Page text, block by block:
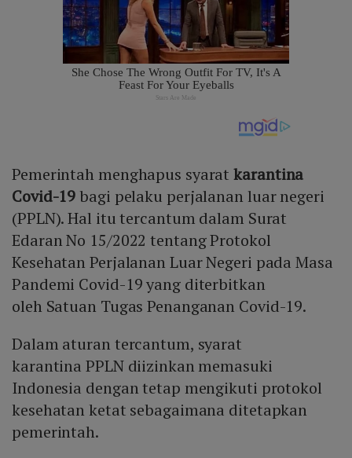
Pemerintah menghapus syaratkarantina
Covid-19bagi pelaku perjalanan luar negeri
(PPLN). Hal itu tercantum dalam Surat
Edaran No 15/2022 tentang Protokol
Kesehatan Perjalanan Luar Negeri pada Masa
Pandemi Covid-19 yang diterbitkan
oleh Satuan Tugas Penanganan Covid-19.
Dalam aturan tercantum, syarat
karantina PPLN diizinkan memasuki
Indonesia dengan tetap mengikuti protokol
kesehatan ketat sebagaimana ditetapkan
pemerintah.